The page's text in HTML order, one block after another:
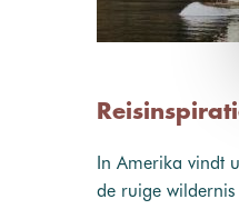
In Amerika vindt
de ruige